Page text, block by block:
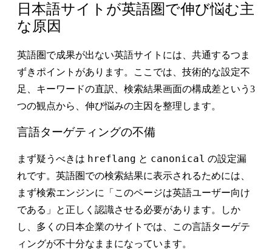
日本語サイトが英語圏で伸び悩む主
な原因
英語圏で成果が出ない英語サイトには、共通するつま
ずきポイントがあります。ここでは、技術的な設定不
足、キーワードの直訳、検索結果画面の構成差という3
つの観点から、伸び悩みの主因を整理します。
言語ターゲティングの不備
まず疑うべきは hreflang と canonical の設定漏
れです。英語圏での検索結果に表示されるためには、
まず検索エンジンに「このページは英語ユーザー向け
である」と正しく認識させる必要があります。しか
し、多くの日本企業のサイトでは、この言語ターゲテ
ィングが不十分なままになっています。